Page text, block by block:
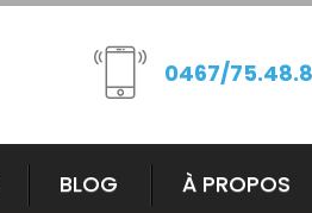
0467/
BLOG À PROPOS